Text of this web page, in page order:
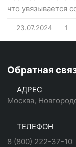
что увязывается
23.07.2024 1
Обратная
АДРЕС
Москва,
ТЕЛЕФОН
8 (800) 222-37-10